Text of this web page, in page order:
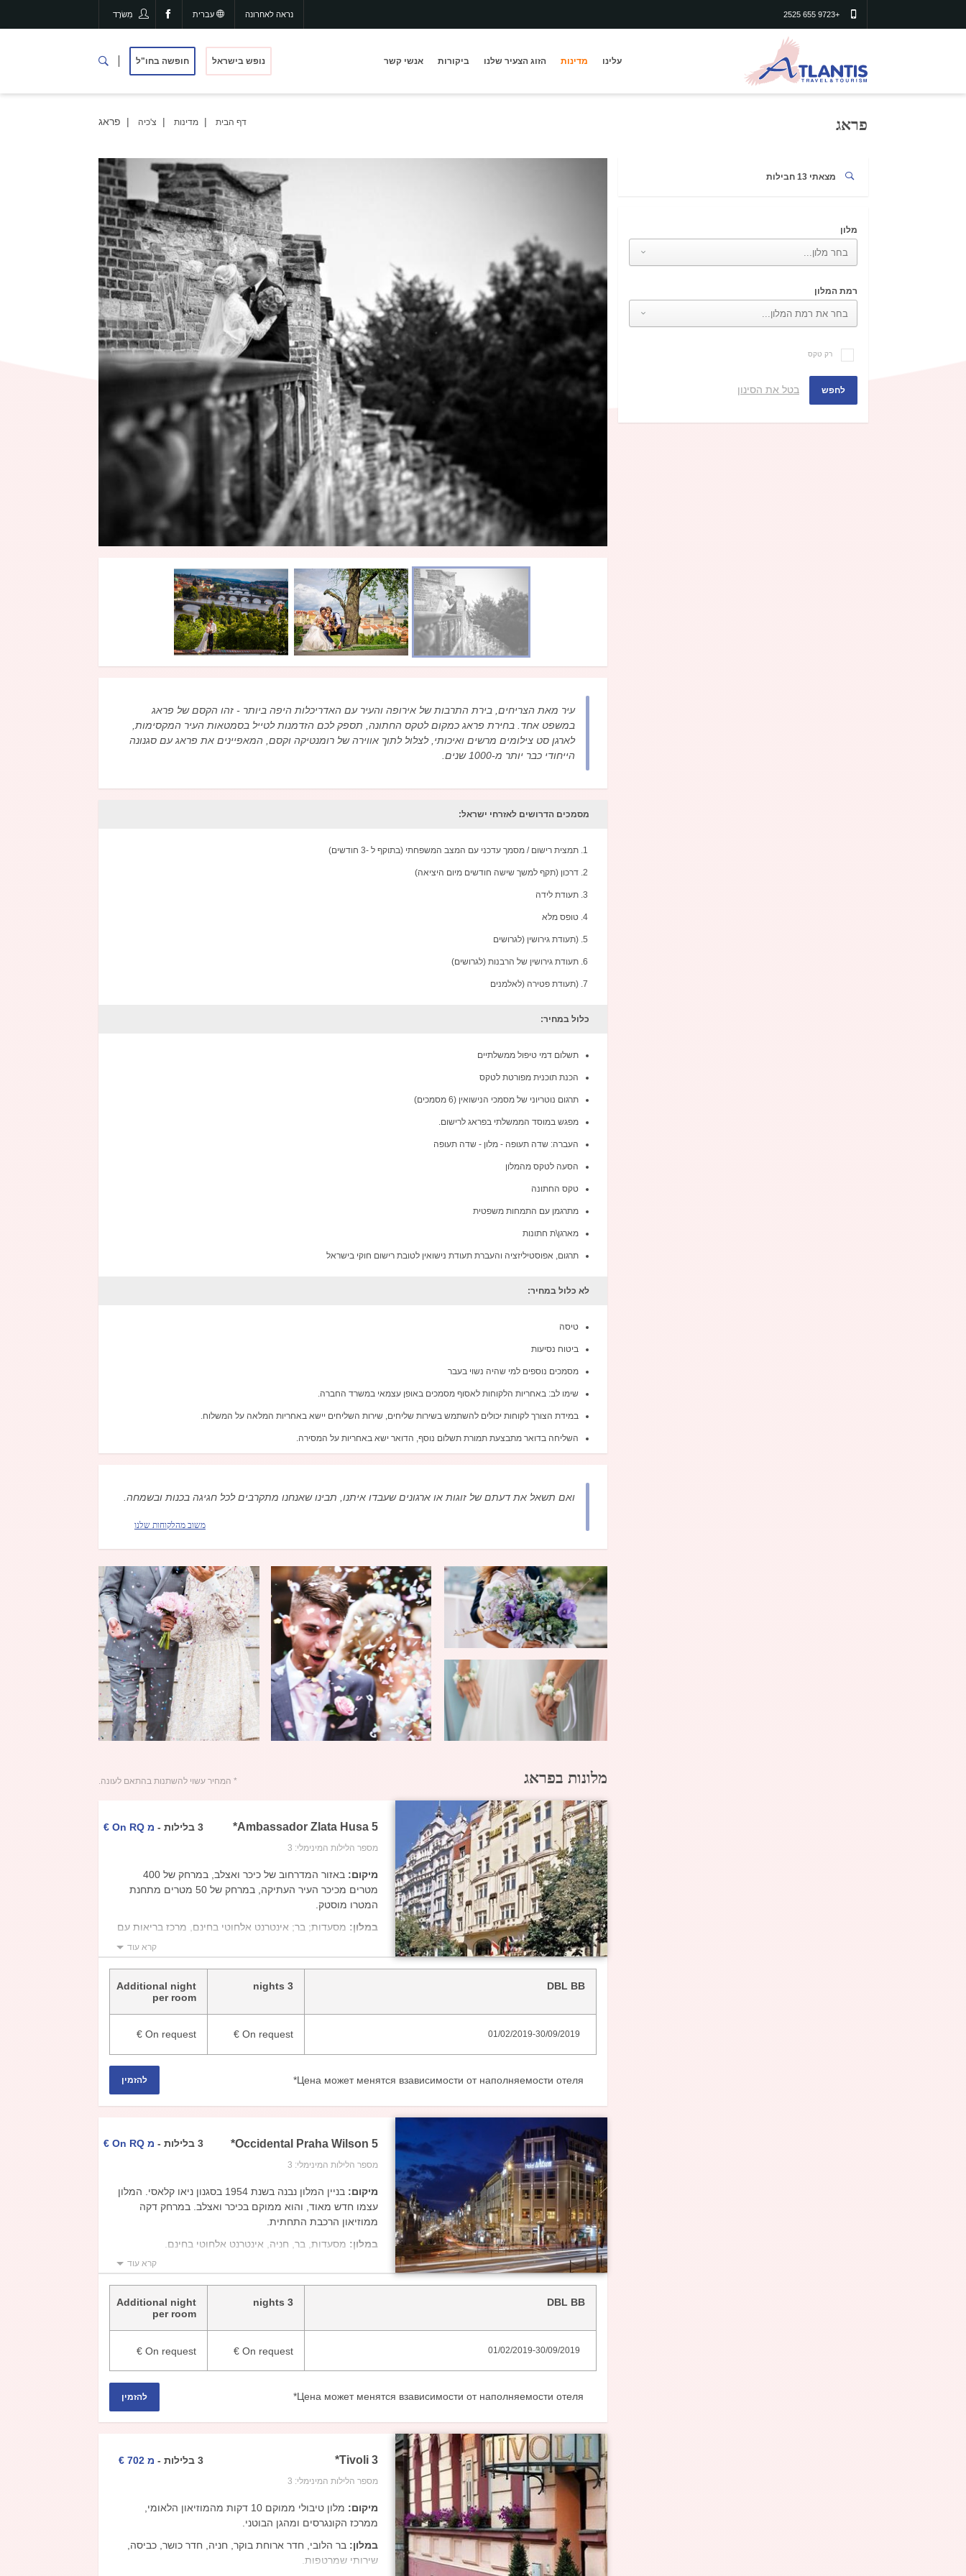
+9723 655 2525 נראה לאחרונה עברית מִשׂרָד
עלינו מדינות הזוג הצעיר שלנו ביקורות אנשי קשר נופש בישראל חופשה בחו"ל
דף הבית מדינות צ'כיה פראג פראג
מצאתי 13 חבילות
מלון
רמת המלון
רק טקס
לחפש בטל את הסינון
עיר מאת הצריחים, בירת התרבות של אירופה והעיר עם האדריכלות היפה ביותר - זהו הקסם של פראג
במשפט אחד. בחירת פראג כמקום לטקס החתונה, תספק לכם הזדמנות לטייל בסמטאות העיר המקסימות,
לארגן סט צילומים מרשים ואיכותי, לצלול לתוך אווירה של רומנטיקה וקסם, המאפיינים את פראג עם סגנונה
הייחודי כבר יותר מ-1000 שנים.
מסמכים הדרושים לאזרחי ישראל:
תמצית רישום / מסמך עדכני עם המצב המשפחתי (בתוקף ל -3 חודשים)
דרכון (תקף למשך שישה חודשים מיום היציאה)
תעודת לידה
טופס מלא
(תעודת גירושין (לגרושים
תעודת גירושין של הרבנות (לגרושים)
(תעודת פטירה (לאלמנים
כלול במחיר:
תשלום דמי טיפול ממשלתיים
הכנת תוכנית מפורטת לטקס
תרגום נוטריוני של מסמכי הנישואין (6 מסמכים)
מפגש במוסד הממשלתי בפראג לרישום.
העברה: שדה תעופה - מלון - שדה תעופה
הסעה לטקס מהמלון
טקס החתונה
מתרגמן עם התמחות משפטית
מארגן\ת חתונות
תרגום, אפוסטיליזציה והעברת תעודת נישואין לטובת רישום חוקי בישראל
לא כלול במחיר:
טיסה
ביטוח נסיעות
מסמכים נוספים למי שהיה נשוי בעבר
שימו לב: באחריות הלקוחות לאסוף מסמכים באופן עצמאי במשרד החברה.
במידת הצורך לקוחות יכולים להשתמש בשירות שליחים, שירות השליחים יישא באחריות המלאה על המשלוח.
השליחה בדואר מתבצעת תמורת תשלום נוסף, הדואר ישא באחריות על המסירה.
ואם תשאל את דעתם של זוגות או ארגונים שעבדו איתנו, תבינו שאנחנו מתקרבים לכל חגיגה בכנות ובשמחה.
משוב מהלקוחות שלנו
מלונות בפראג * המחיר עשוי להשתנות בהתאם לעונה.
Ambassador Zlata Husa 5
*
3 בלילות - מOn RQ
€
מספר הלילות המינימלי: 3
מיקום:
באזור המדרחוב של כיכר ואצלב, במרחק של 400
מטרים מכיכר העיר העתיקה, במרחק של 50 מטרים מתחנת
המטרו מוסטק.
במלון: מסעדות; בר; אינטרנט אלחוטי בחינם, מרכז בריאות עם
קרא עוד
DBL BB
3 nights
Additional night
per room
01/02/2019-30/09/2019
On request
€
On request
€
Цена может менятся взависимости от наполняемости отеля* להזמין
Occidental Praha Wilson 5
*
3 בלילות - מOn RQ
€
מספר הלילות המינימלי: 3
מיקום:
בניין המלון נבנה בשנת 1954 בסגנון ניאו קלאסי. המלון
עצמו חדש מאוד, והוא ממוקם בכיכר ואצלב. במרחק דקה
ממוזיאון הרכבת התחתית.
במלון: מסעדות, בר, חניה, אינטרנט אלחוטי בחינם.
חדרי הסופריור הם בעלי שטח של 25 מ"ר. בכל
מיזוג אוויר, חדר אמבטיה עם מייבש שיער.
קרא עוד
DBL BB
3 nights
Additional night
per room
01/02/2019-30/09/2019
On request
€
On request
€
Цена может менятся взависимости от наполняемости отеля* להזמין
Tivoli 3
*
3 בלילות - מ702
€
מספר הלילות המינימלי: 3
מיקום:
מלון טיבולי ממוקם 10 דקות מהמוזיאון הלאומי,
ממרכז הקונגרסים ומהגן הבוטני.
במלון: בר הלובי, חדר ארוחת בוקר, חניה, חדר כושר, כביסה,
שירותי שמרטפות.